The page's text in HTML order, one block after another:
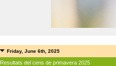
Friday, June 6th, 2025
Resultats del cens de primavera 2025